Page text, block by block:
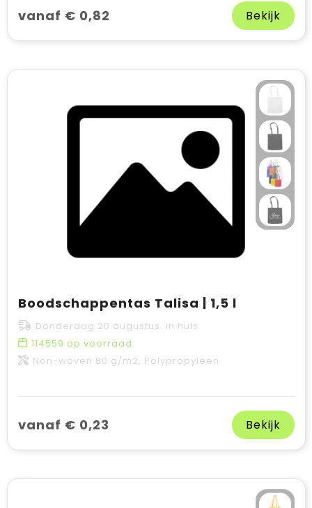
vanaf € 0,82 Bekijk
Boodschappentas Talisa | 1,5 l
Donderdag 20 augustus in huis
114559 op voorraad
Non-woven 80 g/m2, Polypropyleen
vanaf € 0,23 Bekijk